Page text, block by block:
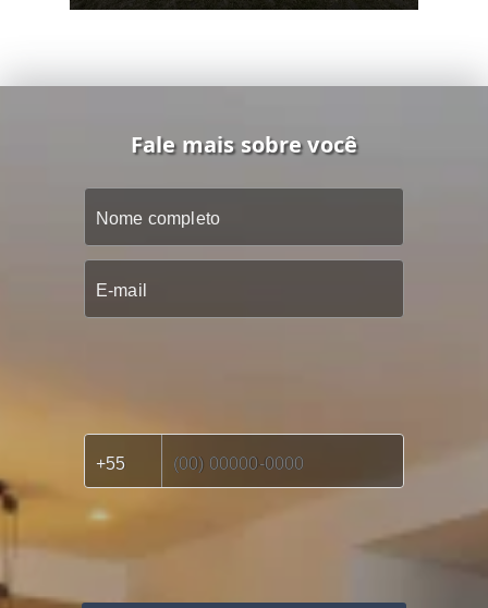
Fale mais sobre você